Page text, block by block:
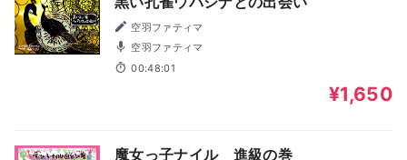
空羽ファティマ
空羽ファティマ
00:48:01
¥1,650
魔女っ子ナイル 進級の巻